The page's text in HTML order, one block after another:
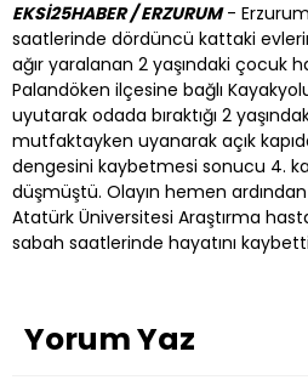
EKSİ25HABER / ERZURUM-
saatlerinde dördüncü kattaki
ağır yaralanan 2 yaşındaki çocuk
Palandöken ilçesine bağlı
uyutarak odada bıraktığı 2
mutfaktayken uyanarak açık
dengesini kaybetmesi sonucu 4.
düşmüştü. Olayın hemen ardından
Atatürk Üniversitesi Araştırma
sabah saatlerinde hayatını
Yorum Yaz